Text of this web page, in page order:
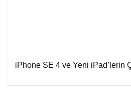
iPhone SE 4 ve Yeni iPad’lerin